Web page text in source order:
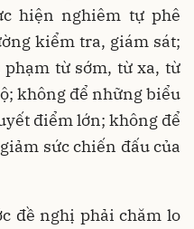
hiện nghiêm tự phê
kiểm tra, giám sát;
từ sớm, từ xa, từ
không để những biểu
điểm lớn; không để
sức chiến đấu của
đề nghị phải chăm lo